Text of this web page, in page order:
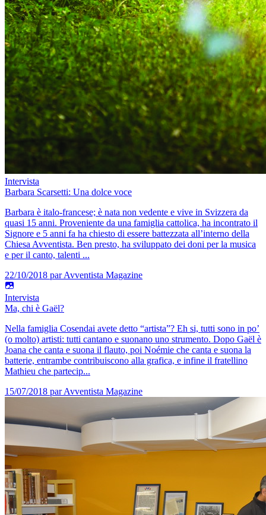
Intervista
Barbara Scarsetti: Una dolce voce
Barbara è italo-francese; è nata non vedente e vive in Svizzera da
quasi 15 anni. Proveniente da una famiglia cattolica, ha incontrato il
Signore e 5 anni fa ha chiesto di essere battezzata all’interno della
Chiesa Avventista. Ben presto, ha sviluppato dei doni per la musica
e per il canto, talenti ...
22/10/2018 par Avventista Magazine
Intervista
Ma, chi è Gaël?
Nella famiglia Cosendai avete detto “artista”? Eh si, tutti sono in po’
(o molto) artisti: tutti cantano e suonano uno strumento. Dopo Gaël è
Joana che canta e suona il flauto, poi Noémie che canta e suona la
batterie, entrambe contribuiscono alla grafica, e infine il fratellino
Mathieu che partecip...
15/07/2018 par Avventista Magazine